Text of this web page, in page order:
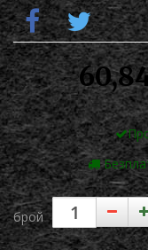
брой